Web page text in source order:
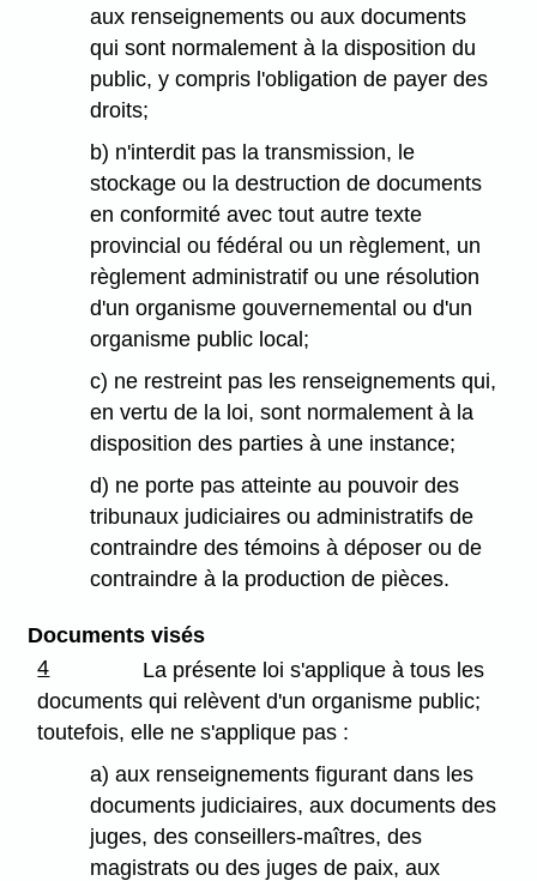
aux renseignements ou aux documents
qui sont normalement à la disposition du
public, y compris l'obligation de payer des
droits;
b) n'interdit pas la transmission, le
stockage ou la destruction de documents
en conformité avec tout autre texte
provincial ou fédéral ou un règlement, un
règlement administratif ou une résolution
d'un organisme gouvernemental ou d'un
organisme public local;
c) ne restreint pas les renseignements qui,
en vertu de la loi, sont normalement à la
disposition des parties à une instance;
d) ne porte pas atteinte au pouvoir des
tribunaux judiciaires ou administratifs de
contraindre des témoins à déposer ou de
contraindre à la production de pièces.
Documents visés
4
La présente loi s'applique à tous les
documents qui relèvent d'un organisme public;
toutefois, elle ne s'applique pas :
a) aux renseignements figurant dans les
documents judiciaires, aux documents des
juges, des conseillers-maîtres, des
magistrats ou des juges de paix, aux